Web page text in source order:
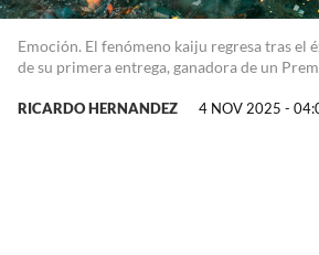
Emoción. El fenómeno kaiju regresa tras el
de su primera entrega, ganadora de un
RICARDO HERNANDEZ 4 NOV 2025 -